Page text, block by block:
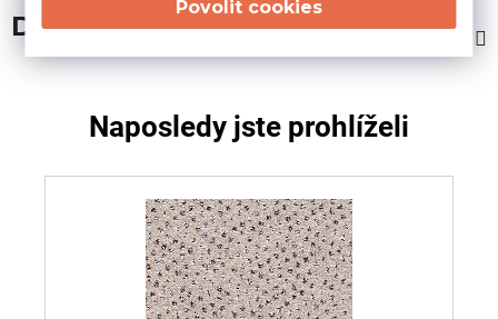
Diskuze
Naposledy jste prohlíželi